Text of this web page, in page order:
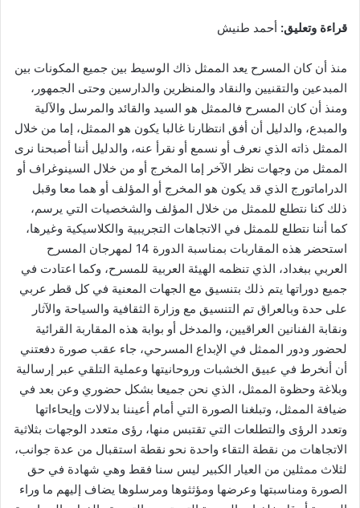
قراءة وتعليق: أحمد طنيش
منذ أن كان المسرح يعد الممثل ذاك الوسيط بين جميع المكونات بين
المبدعين والتقنيين والنقاد والمنظرين والدارسين وحتى الجمهور،
ومنذ أن كان المسرح فالممثل هو السيد والقائد والمرسل والآلية
والمبدع، والدليل أن أفق انتظارنا غالبا يكون هو الممثل، إما من خلال
الممثل ذاته الذي نعرف أو نسمع أو نقرأ عنه، والدليل أننا أصبحنا نرى
الممثل من وجهات نظر الآخر إما المخرج أو من خلال السينوغراف أو
الدراماتورج الذي قد يكون هو المخرج أو المؤلف أو هما معا وقبل
ذلك كنا نتطلع للممثل من خلال المؤلف والشخصيات التي يرسم،
كما أننا نتطلع للممثل في الاتجاهات التجريبية والكلاسيكية وغيرها،
استحضر هذه المقاربات بمناسبة الدورة 14 لمهرجان المسرح
العربي ببغداد، الذي تنظمه الهيئة العربية للمسرح، وكما اعتادت في
جميع دوراتها يتم ذلك بتنسيق مع الجهات المعنية في كل قطر عربي
على حدة وبالعراق تم التنسيق مع وزارة الثقافية والسياحة والآثار
ونقابة الفنانين العراقيين، والمدخل أو بوابة هذه المقاربة القرائية
لحضور ودور الممثل في الإبداع المسرحي، جاء عقب صورة دفعتني
أن أنخرط في عبيق الخشبات وروحانيتها وعملية التلقي عبر إرسالية
وبلاغة وحظوة الممثل، الذي نحن جميعا بشكل حضوري وعن بعد في
ضيافة الممثل، وتبلغنا الصورة التي أمام أعيننا بدلالات وإيحاءاتها
وتعدد الرؤى والتطلعات التي تقتبس منها، رؤى متعدد الوجهات بثلاثية
الاتجاهات من نقطة التقاء واحدة نحو نقطة استقبال من عدة جوانب،
لثلاث ممثلين من العيار الكبير ليس سنا فقط وهي شهادة في حق
الصورة ومناسبتها وعرضها ومؤثثوها ومرسلوها يضاف إليهم ما وراء